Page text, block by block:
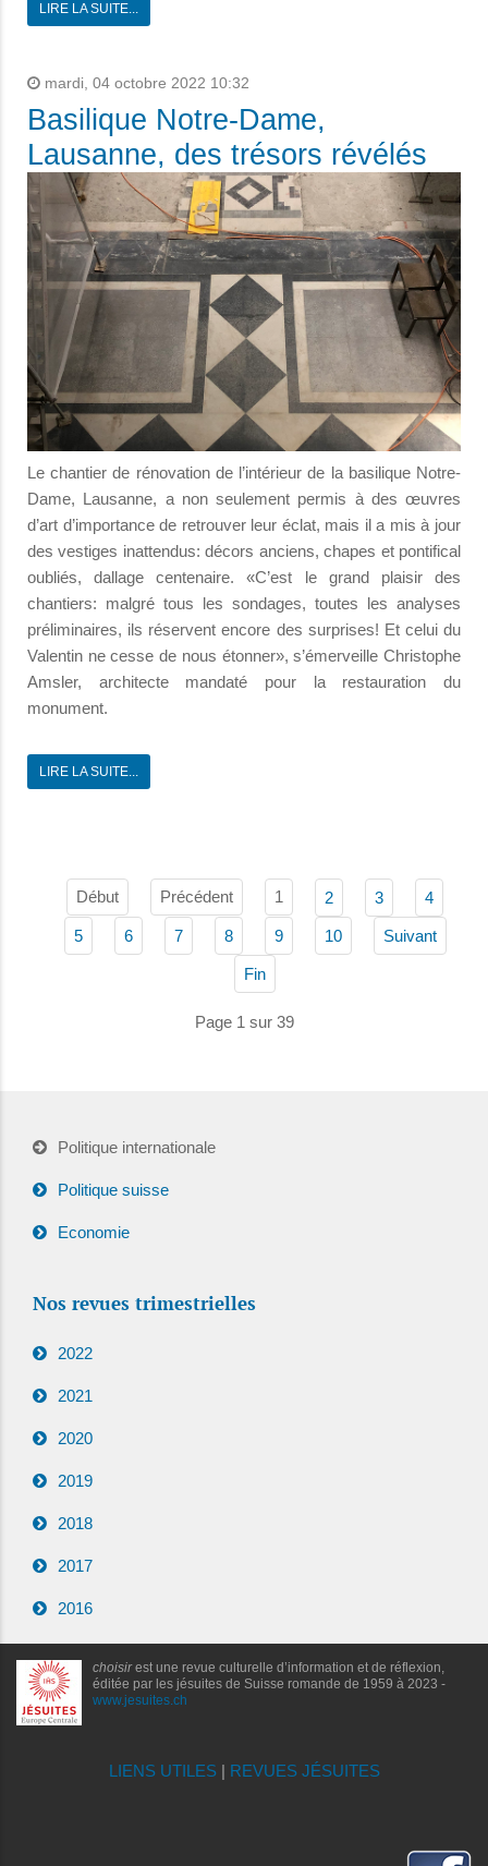
LIRE LA SUITE...
mardi, 04 octobre 2022 10:32
Basilique Notre-Dame,
Lausanne, des trésors révélés
Le chantier de rénovation de l’intérieur de la basilique Notre-
Dame, Lausanne, a non seulement permis à des œuvres
d’art d’importance de retrouver leur éclat, mais il a mis à jour
des vestiges inattendus: décors anciens, chapes et pontifical
oubliés, dallage centenaire. «C’est le grand plaisir des
chantiers: malgré tous les sondages, toutes les analyses
préliminaires, ils réservent encore des surprises! Et celui du
Valentin ne cesse de nous étonner», s’émerveille Christophe
Amsler, architecte mandaté pour la restauration du
monument.
LIRE LA SUITE...
Début Précédent 1 2 3 4
5 6 7 8 9 10 Suivant
Fin
Page 1 sur 39
Politique internationale
Politique suisse
Economie
Nos revues trimestrielles
2022
2021
2020
2019
2018
2017
2016
choisirest une revue culturelle d’information et de réflexion,
éditée par les jésuites de Suisse romande de 1959 à 2023 -
www.jesuites.ch
LIENS UTILES| REVUES JÉSUITES